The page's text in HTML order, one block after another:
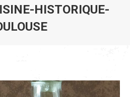
HISTORIQUE-